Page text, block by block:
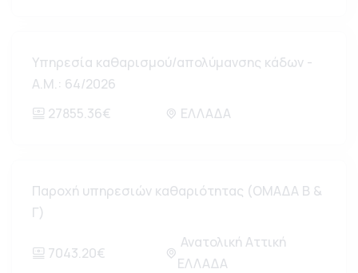
Υπηρεσία καθαρισμού/απολύμανσης κάδων -
Α.Μ.: 64/2026
27855.36€
ΕΛΛΑΔΑ
Παροχή υπηρεσιών καθαριότητας (ΟΜΑΔΑ Β &
Γ)
7043.20€
Ανατολική Αττική
ΕΛΛΑΔΑ